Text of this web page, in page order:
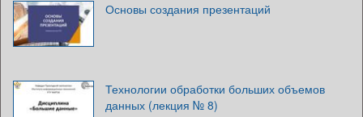
Основы создания презентаций
Технологии обработки больших объемов
данных (лекция № 8)